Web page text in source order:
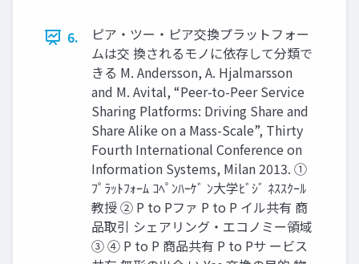
6.
ピア・ツー・ピア交換プラットフォー
ムは交 換されるモノに依存して分類で
きる M. Andersson, A. Hjalmarsson
and M. Avital, “Peer-to-Peer Service
Sharing Platforms: Driving Share and
Share Alike on a Mass-Scale”, Thirty
Fourth International Conference on
Information Systems, Milan 2013. ①
ﾌﾟﾗｯﾄﾌｫｰﾑ ｺﾍﾟﾝﾊｰｹﾞ ﾝ大学ﾋﾞｼﾞ ﾈｽｽｸｰﾙ
教授 ② P to Pファ P to P イル共有 商
品取引 シェアリング・エコノミー領域
③ ④ P to P 商品共有 P to Pサ ービス